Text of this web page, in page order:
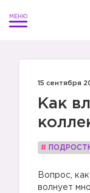
15 сентября
Как
#
Вопрос,
волнует